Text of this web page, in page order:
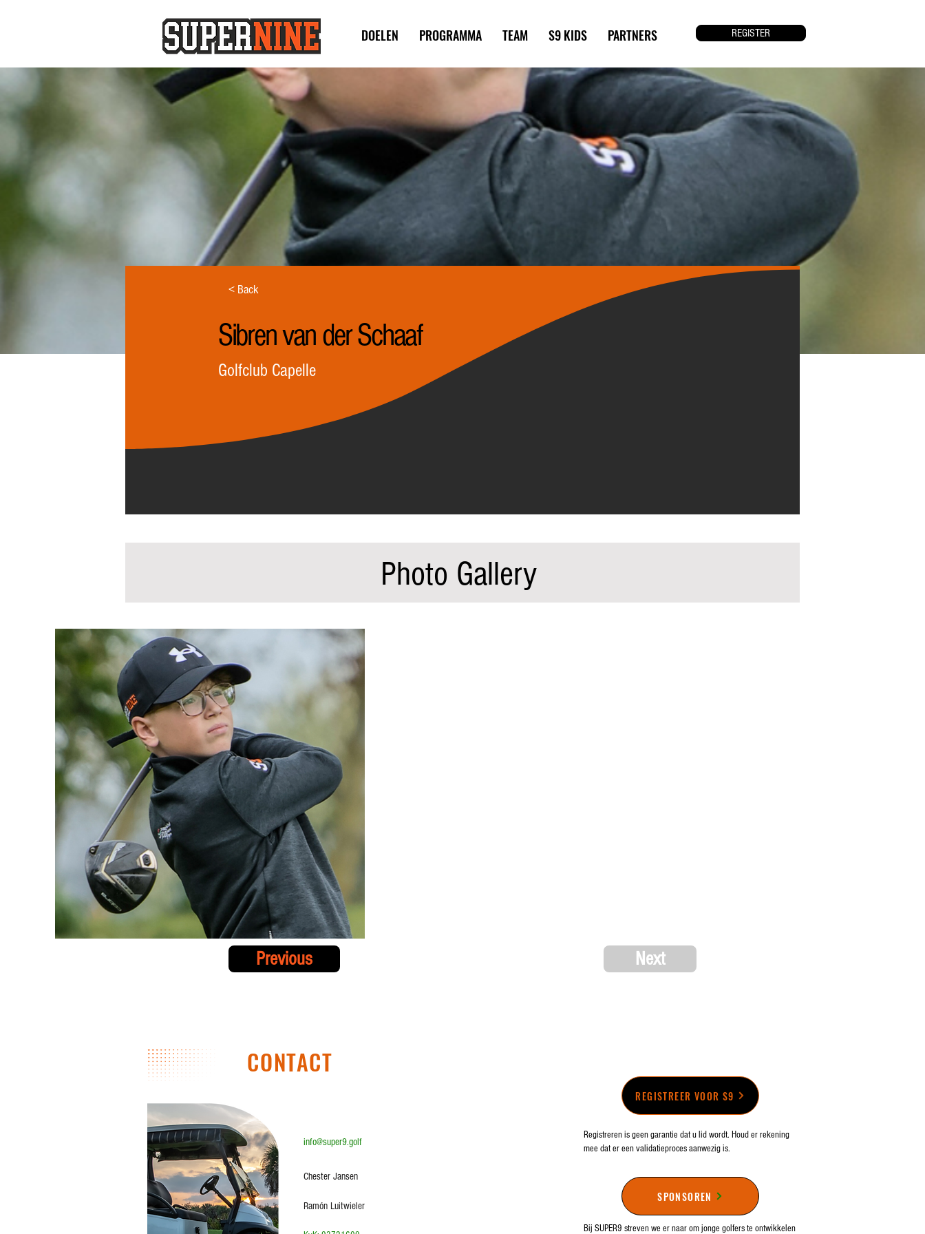
DOELEN PROGRAMMA TEAM S9 KIDS PARTNERS REGISTER
< Back
Sibren van der Schaaf
Golfclub Capelle
Photo Gallery
Previous Next
CONTACT
info@super9.golf
Chester Jansen
Ramón Luitwieler
REGISTREER VOOR S9
Registreren is geen garantie dat u lid wordt. Houd er rekening
mee dat er een validatieproces aanwezig is.
SPONSOREN
Bij SUPER9 streven we er naar om jonge golfers te ontwikkelen